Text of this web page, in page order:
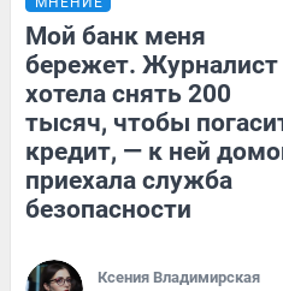
Мой банк меня
бережет. Журналист
хотела снять 200
тысяч, чтобы
кредит, — к ней
приехала служба
безопасности
Ксения Владимирская